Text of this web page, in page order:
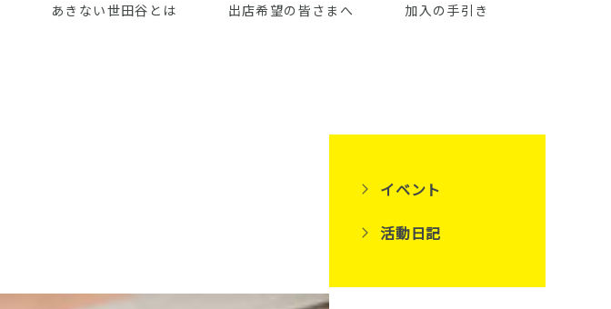
あきない世田谷とは 出店希望の皆さまへ 加入の手引き
イベント
活動日記